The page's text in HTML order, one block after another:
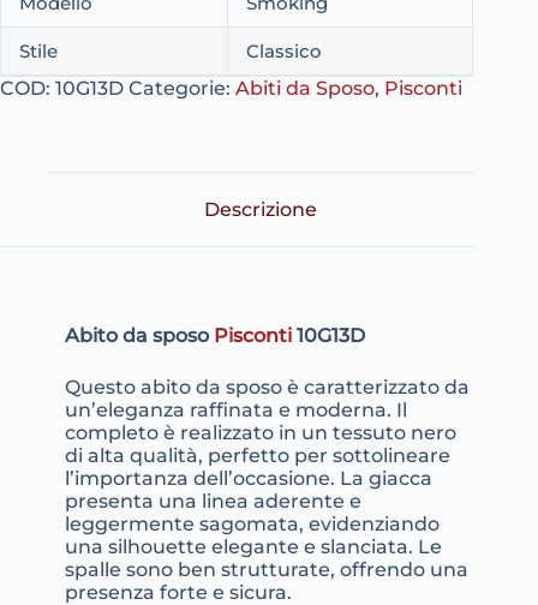
Stile
Classico
COD: 10G13D Categorie: Abiti da Sposo, Pisconti
Descrizione
Abito da sposo Pisconti10G13D
Questo abito da sposo è caratterizzato da
un’eleganza raffinata e moderna. Il
completo è realizzato in un tessuto nero
di alta qualità, perfetto per sottolineare
l’importanza dell’occasione. La giacca
presenta una linea aderente e
leggermente sagomata, evidenziando
una silhouette elegante e slanciata. Le
spalle sono ben strutturate, offrendo una
presenza forte e sicura.